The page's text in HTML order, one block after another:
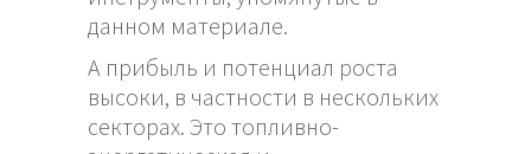
данном материале.
А прибыль и потенциал роста
высоки, в частности в нескольких
секторах. Это топливно-